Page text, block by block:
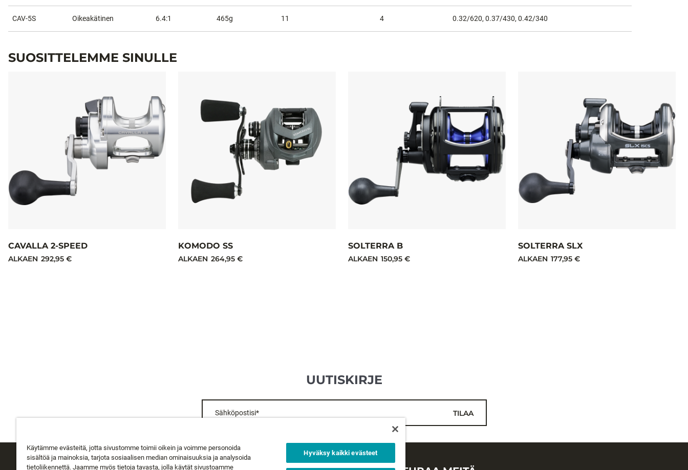
CAV-5S Oikeakätinen 6.4:1 465g 11 4 0.32/620, 0.37/430, 0.42/340
SUOSITTELEMME SINULLE
CAVALLA 2-SPEED
ALKAEN 292,95 €
KOMODO SS
ALKAEN 264,95 €
SOLTERRA B
ALKAEN 150,95 €
SOLTERRA SLX
ALKAEN 177,95 €
UUTISKIRJE
Sähköpostisi* TILAA
Käytämme evästeitä, jotta sivustomme toimii oikein ja voimme personoida
sisältöä ja mainoksia, tarjota sosiaalisen median ominaisuuksia ja analysoida
tietoliikennettä. Jaamme myös tietoja tavasta, jolla käytät sivustoamme
Hyväksy kaikki evästeet